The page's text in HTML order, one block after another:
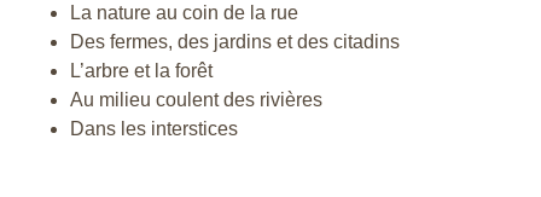
La nature au coin de la rue
Des fermes, des jardins et des citadins
L’arbre et la forêt
Au milieu coulent des rivières
Dans les interstices